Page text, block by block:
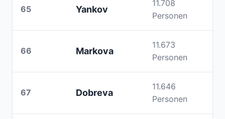
65 Yankov
11.708
Personen
66 Markova
11.673
Personen
67 Dobreva
11.646
Personen